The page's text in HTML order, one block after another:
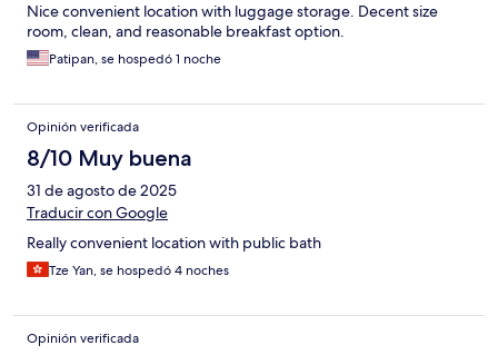
Nice convenient location with luggage storage. Decent size
room, clean, and reasonable breakfast option.
Patipan, se hospedó 1 noche
Opinión verificada
8/10 Muy buena
31 de agosto de 2025
Traducir con Google
Really convenient location with public bath
Tze Yan, se hospedó 4 noches
Opinión verificada